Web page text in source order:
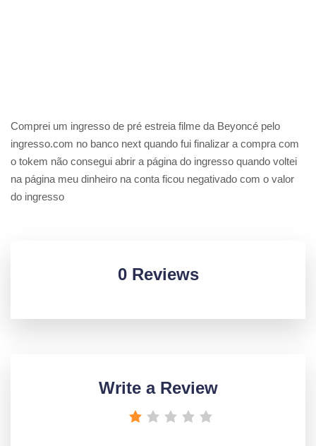
Comprei um ingresso de pré estreia filme da Beyoncé pelo
ingresso.com no banco next quando fui finalizar a compra com
o tokem não consegui abrir a página do ingresso quando voltei
na página meu dinheiro na conta ficou negativado com o valor
do ingresso
0 Reviews
Write a Review